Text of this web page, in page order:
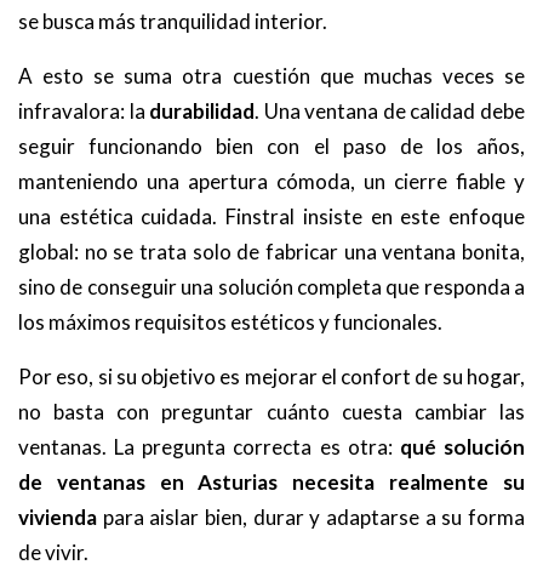
se busca más tranquilidad interior.
A esto se suma otra cuestión que muchas veces se
infravalora: la durabilidad. Una ventana de calidad debe
seguir funcionando bien con el paso de los años,
manteniendo una apertura cómoda, un cierre fiable y
una estética cuidada. Finstral insiste en este enfoque
global: no se trata solo de fabricar una ventana bonita,
sino de conseguir una solución completa que responda a
los máximos requisitos estéticos y funcionales.
Por eso, si su objetivo es mejorar el confort de su hogar,
no basta con preguntar cuánto cuesta cambiar las
ventanas. La pregunta correcta es otra: qué solución
de ventanas en Asturias necesita realmente su
vivienda para aislar bien, durar y adaptarse a su forma
de vivir.